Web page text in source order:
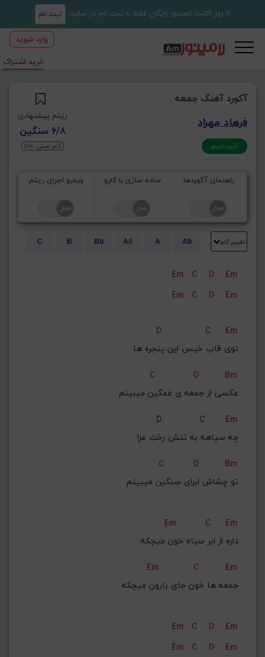
7 روز اکانت لامینور رایگان فقط با ثبت نام در سایت ثبت نام
وارد شوید
خرید اشتراک
آکورد آهنگ جمعه
فرهاد مهراد
تأیید لامینور
ریتم پیشنهادی
6/8 سنگین
گام اصلی: Em
راهنمای آکوردها ساده سازی با کاپو ویدیو اجرای ریتم
تغییر گام Ab
A
A#
Bb
B
C
Em C D
Em
Em
C D Em
D C
Em
توی قاب خیس این پنجره‌ ها
C
D
Bm
عکسی از جمعه‌ ی غمگین میبینم
D
C
Em
چه سیاهه به تنش رختِ عزا
C
D
Bm
تو چشاش ابرای سنگین میبینم
Em C
Em
داره از ابر سیاه خون میچکه
Em
C
Em
جمعه‌ ها خون جای بارون میچکه
Em C D
Em
Em
C D Em